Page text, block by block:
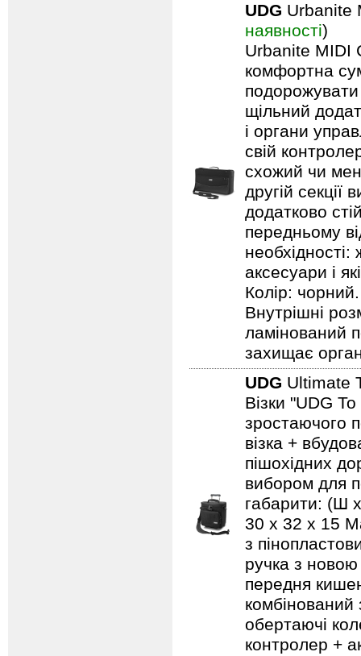
UDG Urbanite
наявності)
Urbanite MIDI
комфортна
щільний
і органи
свій
схожий чи
другій
додатково
передньому
аксесуари і
Колір:
Внутрішні
ламінований
захищає
UDG Ultimate
Візки "UDG
зростаючого
візка +
пішохідних
вибором для
габарити: (Ш
30 x 32 x 15
з
ручка з
передня
обертаючі
контролер +